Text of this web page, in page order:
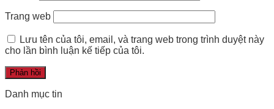
Trang web
Lưu tên của tôi, email, và trang web trong trình duyệt này
cho lần bình luận kế tiếp của tôi.
Danh mục tin